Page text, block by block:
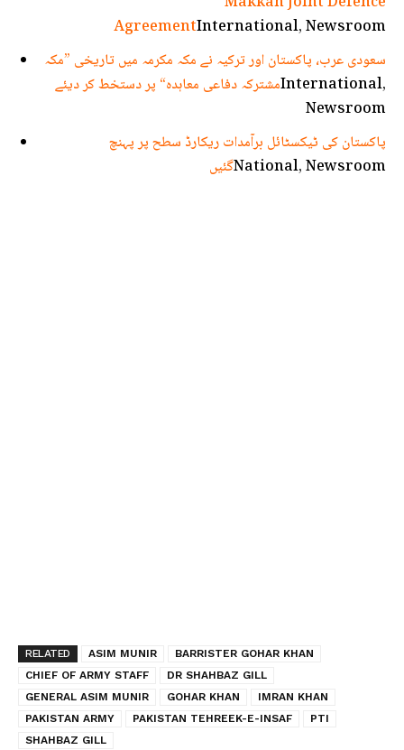
AgreementInternational, Newsroom
سعودی عرب، پاکستان اور ترکیہ نے مکہ مکرمہ میں تاریخی ”مکہ
مشترکہ دفاعی معاہدہ“ پر دستخط کر دیئےInternational,
Newsroom
پاکستان کی ٹیکسٹائل برآمدات ریکارڈ سطح پر پہنچ
گئیںNational, Newsroom
RELATED ASIM MUNIR
BARRISTER GOHAR KHAN
CHIEF OF ARMY STAFF
DR SHAHBAZ GILL
GENERAL ASIM MUNIR
GOHAR KHAN
IMRAN KHAN
PAKISTAN ARMY
PAKISTAN TEHREEK-E-INSAF
PTI
SHAHBAZ GILL